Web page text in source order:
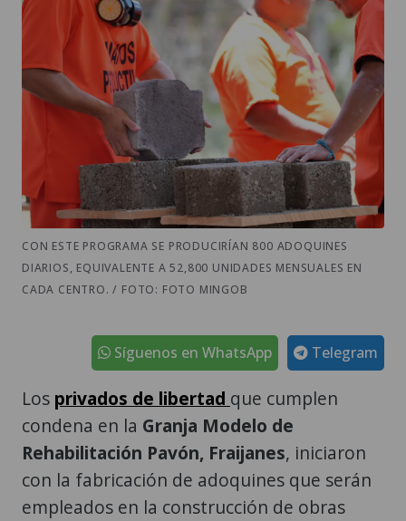
CON ESTE PROGRAMA SE PRODUCIRÍAN 800 ADOQUINES
DIARIOS, EQUIVALENTE A 52,800 UNIDADES MENSUALES EN
CADA CENTRO. / FOTO: FOTO MINGOB
Telegram
Síguenos en WhatsApp
Los privados de libertad que cumplen
condena en la Granja Modelo de
Rehabilitación Pavón, Fraijanes, iniciaron
con la fabricación de adoquines que serán
empleados en la construcción de obras